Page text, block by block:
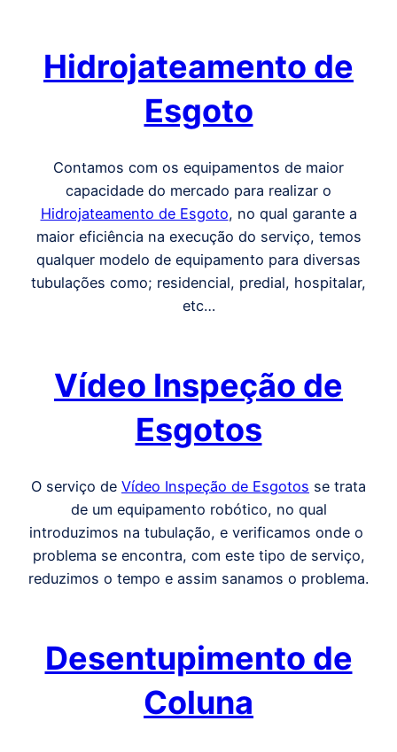
Hidrojateamento de
Esgoto
Contamos com os equipamentos de maior
capacidade do mercado para realizar o
Hidrojateamento de Esgoto, no qual garante a
maior eficiência na execução do serviço, temos
qualquer modelo de equipamento para diversas
tubulações como; residencial, predial, hospitalar,
etc…
Vídeo Inspeção de
Esgotos
O serviço de Vídeo Inspeção de Esgotos se trata
de um equipamento robótico, no qual
introduzimos na tubulação, e verificamos onde o
problema se encontra, com este tipo de serviço,
reduzimos o tempo e assim sanamos o problema.
Desentupimento de
Coluna